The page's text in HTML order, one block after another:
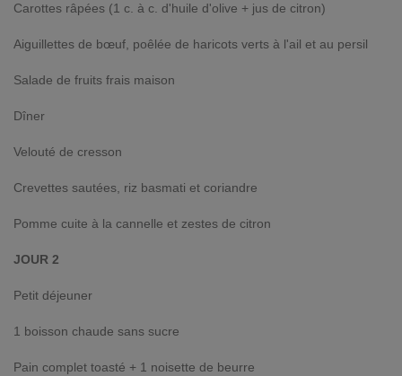
Carottes râpées (1 c. à c. d'huile d'olive + jus de citron)
Aiguillettes de bœuf, poêlée de haricots verts à l'ail et au persil
Salade de fruits frais maison
Dîner
Velouté de cresson
Crevettes sautées, riz basmati et coriandre
Pomme cuite à la cannelle et zestes de citron
JOUR 2
Petit déjeuner
1 boisson chaude sans sucre
Pain complet toasté + 1 noisette de beurre